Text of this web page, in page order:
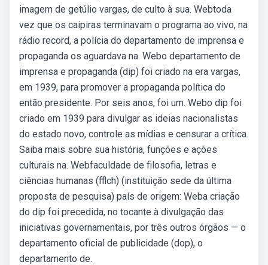
imagem de getúlio vargas, de culto à sua. Webtoda
vez que os caipiras terminavam o programa ao vivo, na
rádio record, a polícia do departamento de imprensa e
propaganda os aguardava na. Webo departamento de
imprensa e propaganda (dip) foi criado na era vargas,
em 1939, para promover a propaganda política do
então presidente. Por seis anos, foi um. Webo dip foi
criado em 1939 para divulgar as ideias nacionalistas
do estado novo, controle as mídias e censurar a crítica.
Saiba mais sobre sua história, funções e ações
culturais na. Webfaculdade de filosofia, letras e
ciências humanas (fflch) (instituição sede da última
proposta de pesquisa) país de origem: Weba criação
do dip foi precedida, no tocante à divulgação das
iniciativas governamentais, por três outros órgãos — o
departamento oficial de publicidade (dop), o
departamento de.